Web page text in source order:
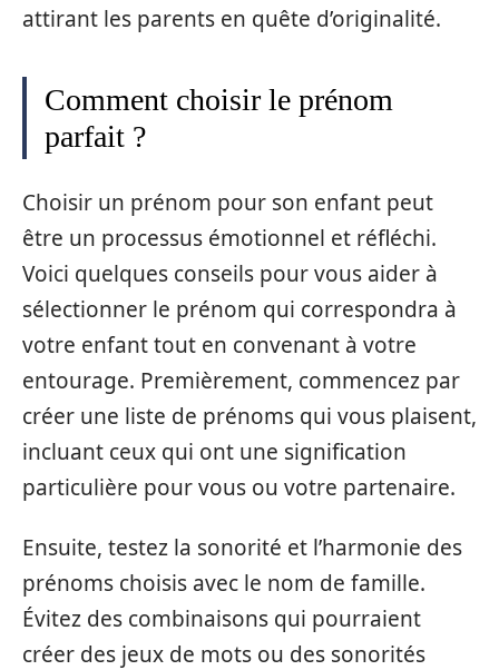
attirant les parents en quête d’originalité.
Comment choisir le prénom
parfait ?
Choisir un prénom pour son enfant peut
être un processus émotionnel et réfléchi.
Voici quelques conseils pour vous aider à
sélectionner le prénom qui correspondra à
votre enfant tout en convenant à votre
entourage. Premièrement, commencez par
créer une liste de prénoms qui vous plaisent,
incluant ceux qui ont une signification
particulière pour vous ou votre partenaire.
Ensuite, testez la sonorité et l’harmonie des
prénoms choisis avec le nom de famille.
Évitez des combinaisons qui pourraient
créer des jeux de mots ou des sonorités